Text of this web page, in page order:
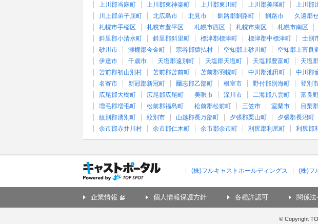
上川郡当麻町
上川郡東神楽町 上川郡東川町 上川郡美瑛町 上川郡
川上郡弟子屈町
北広島市 北見市 釧路郡釧路町 釧路市 久遠郡
札幌市手稲区
札幌市豊平区 札幌市西区 札幌市東区 札幌市南区
斜里郡小清水町
斜里郡斜里町 標津郡標津町 標津郡中標津町 士別
砂川市
瀬棚郡今金町 宗谷郡猿払村 空知郡上砂川町 空知郡上富良
伊達市
千歳市 天塩郡遠別町 天塩郡天塩町 天塩郡豊富町 天塩
苫前郡初山別村
苫前郡苫前町 苫前郡羽幌町 中川郡池田町 中川郡
名寄市
新冠郡新冠町 爾志郡乙部町 根室市 野付郡別海町 登別
広尾郡大樹町
広尾郡広尾町 美唄市 深川市 二海郡八雲町 富良
増毛郡増毛町
松前郡福島町 松前郡松前町 三笠市 室蘭市 目梨
紋別郡湧別町
紋別市 山越郡長万部町 夕張郡栗山町 夕張郡長沼町
余市郡赤井川村
余市郡仁木町 余市郡余市町 利尻郡利尻町 利尻郡
(株)フルキャストホールディングス (株)フ
企業情報 個人情報保護方針 各種許認可 関係
© Copyright